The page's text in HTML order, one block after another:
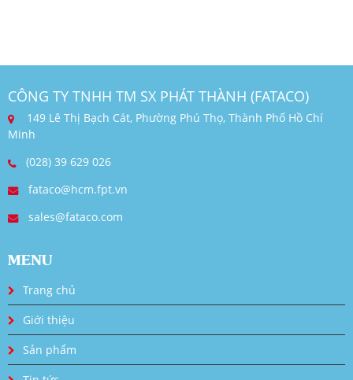
CÔNG TY TNHH TM SX PHÁT THÀNH (FATACO)
149 Lê Thị Bạch Cát, Phường Phú Thọ, Thành Phố Hồ Chí
Minh
(028) 39 629 026
fataco@hcm.fpt.vn
sales@fataco.com
MENU
Trang chủ
Giới thiệu
Sản phẩm